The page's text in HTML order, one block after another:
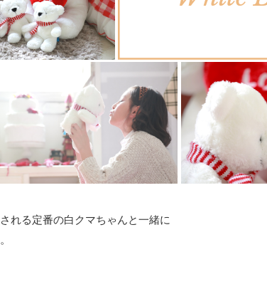
れる定番の白クマちゃんと一緒に